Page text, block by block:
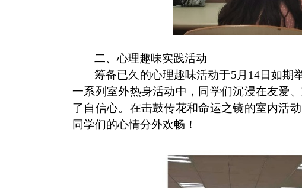
二、心理趣味实践活动
筹备已久的心理趣味活动于5 月 14日如期
一系列室外热身活动中，同学们沉浸在友爱
了自信心。在击鼓传花和命运之镜的室内活
同学们的心情分外欢畅！